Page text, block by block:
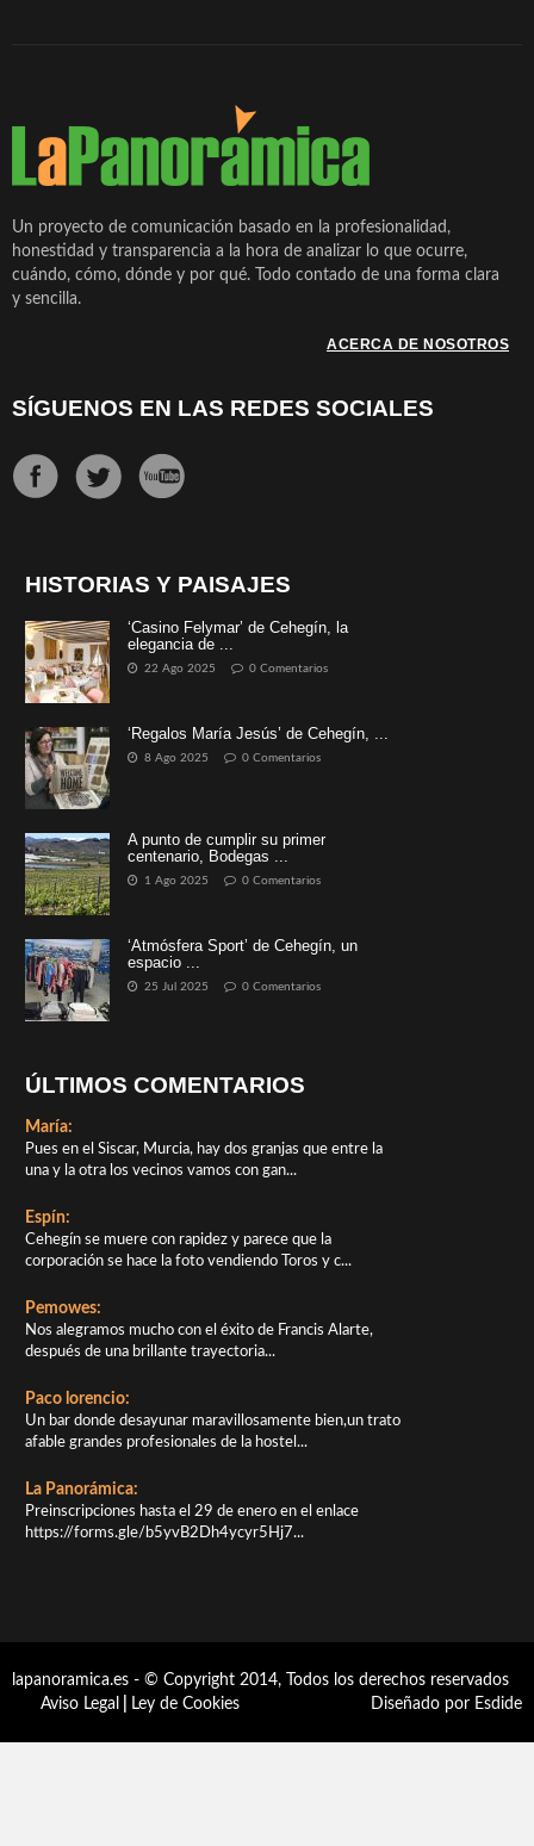
Un proyecto de comunicación basado en la profesionalidad,
honestidad y transparencia a la hora de analizar lo que ocurre,
cuándo, cómo, dónde y por qué. Todo contado de una forma clara
y sencilla.
ACERCA DE NOSOTROS
SÍGUENOS EN LAS REDES SOCIALES
HISTORIAS Y PAISAJES
‘Casino Felymar’ de Cehegín, la
elegancia de ...
22 Ago 2025 0 Comentarios
‘Regalos María Jesús’ de Cehegín, ...
8 Ago 2025 0 Comentarios
A punto de cumplir su primer
centenario, Bodegas ...
1 Ago 2025 0 Comentarios
‘Atmósfera Sport’ de Cehegín, un
espacio ...
25 Jul 2025 0 Comentarios
ÚLTIMOS COMENTARIOS
María:
Pues en el Siscar, Murcia, hay dos granjas que entre la
una y la otra los vecinos vamos con gan...
Espín:
Cehegín se muere con rapidez y parece que la
corporación se hace la foto vendiendo Toros y c...
Pemowes:
Nos alegramos mucho con el éxito de Francis Alarte,
después de una brillante trayectoria...
Paco lorencio:
Un bar donde desayunar maravillosamente bien,un trato
afable grandes profesionales de la hostel...
La Panorámica:
Preinscripciones hasta el 29 de enero en el enlace
https://forms.gle/b5yvB2Dh4ycyr5Hj7...
lapanoramica.es - © Copyright 2014, Todos los derechos reservados
Aviso Legal
Ley de Cookies Diseñado por Esdide